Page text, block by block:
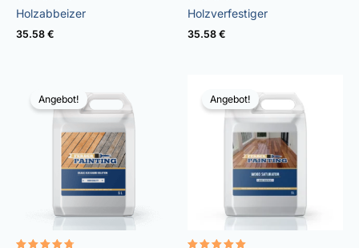
Bewertet
mit
4.98
von 5
Holzabbeizer
35.58 €
Bewertet
mit
4.95
von 5
Holzverfestiger
35.58 €
Angebot! Angebot!